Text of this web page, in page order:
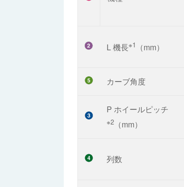
L 機長※1 （mm）
カーブ角度
P ホイールピッチ
※2 （mm）
列数